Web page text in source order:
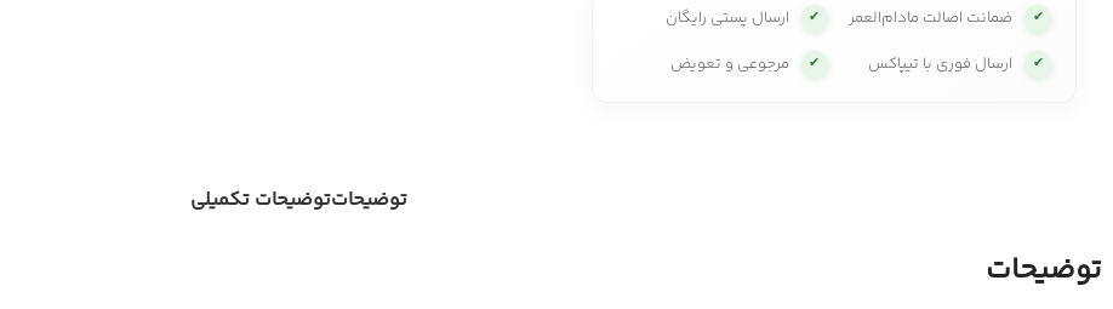
✔ ضمانت اصالت مادام‌العمر ✔ ارسال پستی رایگان
✔ ارسال فوری با تیپاکس ✔ مرجوعی و تعویض
توضیحاتتوضیحات تکمیلی
توضیحات